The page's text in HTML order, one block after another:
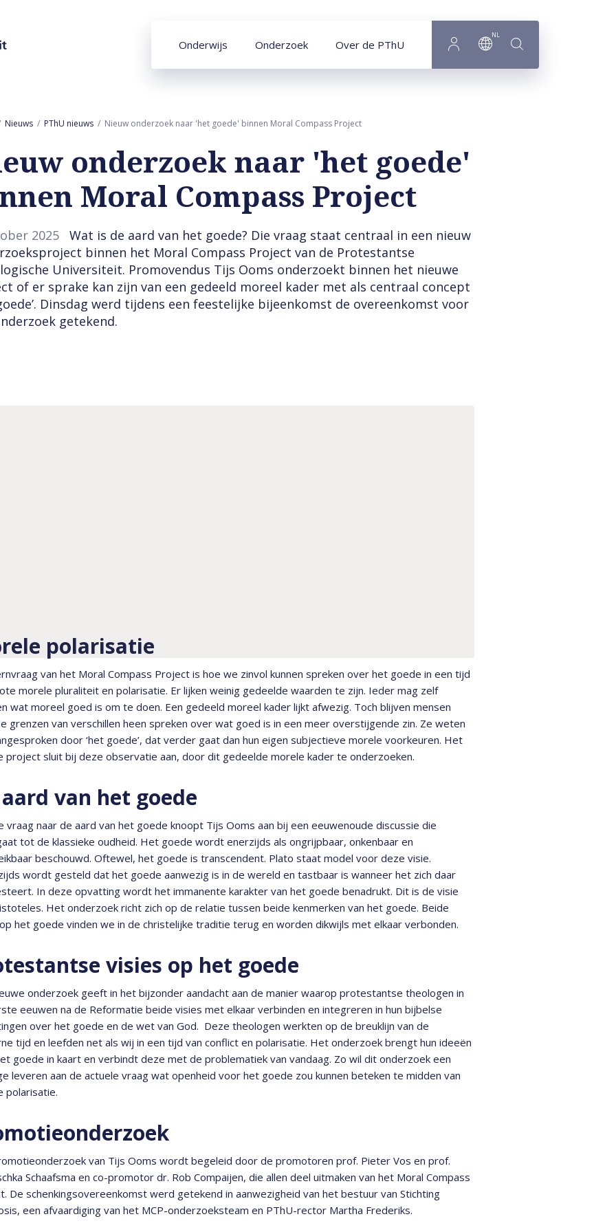
Onderwijs Onderzoek Over de PThU
NL
Nieuws PThU nieuws Nieuw onderzoek naar 'het goede' binnen Moral Compass Project
onderzoek naar 'het goede'
Moral Compass Project
2025
Wat is de aard van het goede? Die vraag staat centraal in een nieuw
binnen het Moral Compass Project van de Protestantse
Universiteit. Promovendus Tijs Ooms onderzoekt binnen het nieuwe
of er sprake kan zijn van een gedeeld moreel kader met als centraal concept
Dinsdag werd tijdens een feestelijke bijeenkomst de overeenkomst voor
getekend.
polarisatie
van het Moral Compass Project is hoe we zinvol kunnen spreken over het goede in een tijd
morele pluraliteit en polarisatie. Er lijken weinig gedeelde waarden te zijn. Ieder mag zelf
wat moreel goed is om te doen. Een gedeeld moreel kader lijkt afwezig. Toch blijven mensen
grenzen van verschillen heen spreken over wat goed is in een meer overstijgende zin. Ze weten
door ‘het goede’, dat verder gaat dan hun eigen subjectieve morele voorkeuren. Het
project sluit bij deze observatie aan, door dit gedeelde morele kader te onderzoeken.
van het goede
vraag naar de aard van het goede knoopt Tijs Ooms aan bij een eeuwenoude discussie die
tot de klassieke oudheid. Het goede wordt enerzijds als ongrijpbaar, onkenbaar en
beschouwd. Oftewel, het goede is transcendent. Plato staat model voor deze visie.
wordt gesteld dat het goede aanwezig is in de wereld en tastbaar is wanneer het zich daar
In deze opvatting wordt het immanente karakter van het goede benadrukt. Dit is de visie
Het onderzoek richt zich op de relatie tussen beide kenmerken van het goede. Beide
het goede vinden we in de christelijke traditie terug en worden dikwijls met elkaar verbonden.
visies op het goede
onderzoek geeft in het bijzonder aandacht aan de manier waarop protestantse theologen in
eeuwen na de Reformatie beide visies met elkaar verbinden en integreren in hun bijbelse
over het goede en de wet van God. Deze theologen werkten op de breuklijn van de
tijd en leefden net als wij in een tijd van conflict en polarisatie. Het onderzoek brengt hun ideeën
goede in kaart en verbindt deze met de problematiek van vandaag. Zo wil dit onderzoek een
leveren aan de actuele vraag wat openheid voor het goede zou kunnen beteken te midden van
polarisatie.
van Tijs Ooms wordt begeleid door de promotoren prof. Pieter Vos en prof.
Schaafsma en co-promotor dr. Rob Compaijen, die allen deel uitmaken van het Moral Compass
De schenkingsovereenkomst werd getekend in aanwezigheid van het bestuur van Stichting
een afvaardiging van het MCP-onderzoeksteam en PThU-rector Martha Frederiks.